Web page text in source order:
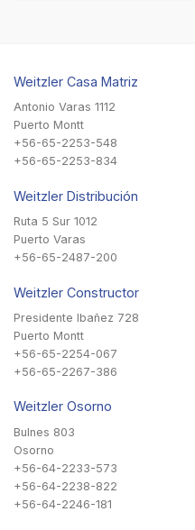
Weitzler Casa Matriz
Antonio Varas 1112
Puerto Montt
+56-65-2253-548
+56-65-2253-834
Weitzler Distribución
Ruta 5 Sur 1012
Puerto Varas
+56-65-2487-200
Weitzler Constructor
Presidente Ibañez 728
Puerto Montt
+56-65-2254-067
+56-65-2267-386
Weitzler Osorno
Bulnes 803
Osorno
+56-64-2233-573
+56-64-2238-822
+56-64-2246-181